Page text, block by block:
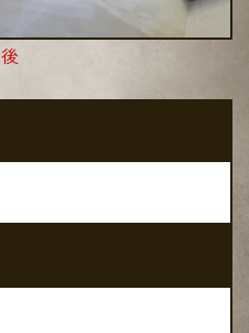
後